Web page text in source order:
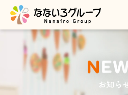
NE
お知ら